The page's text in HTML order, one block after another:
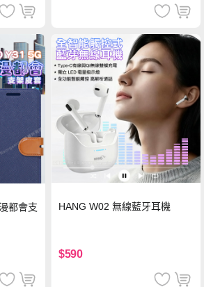
都會支
HANG W02 無線藍牙耳機
$590